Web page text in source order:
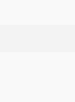
eller annen